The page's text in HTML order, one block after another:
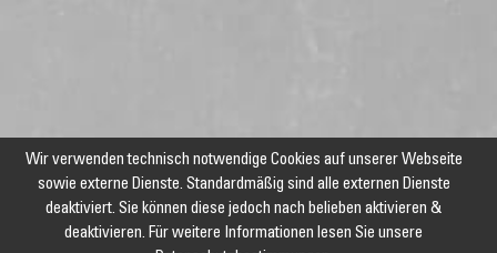
Wir verwenden technisch notwendige Cookies auf unserer Webseite
sowie externe Dienste. Standardmäßig sind alle externen Dienste
deaktiviert. Sie können diese jedoch nach belieben aktivieren &
deaktivieren. Für weitere Informationen lesen Sie unsere